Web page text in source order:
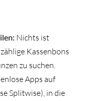
Nichts ist
Kassenbons
zu suchen.
Apps auf
Splitwise), in die